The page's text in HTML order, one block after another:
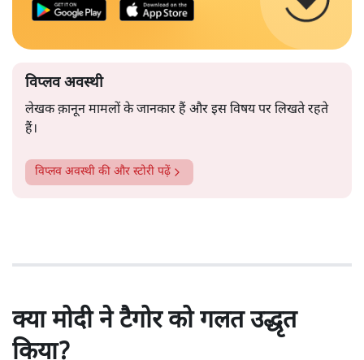
विप्लव अवस्थी
लेखक क़ानून मामलों के जानकार हैं और इस विषय पर लिखते रहते
हैं।
विप्लव अवस्थी की और स्टोरी पढ़ें
क्या मोदी ने टैगोर को गलत उद्धृत
किया?